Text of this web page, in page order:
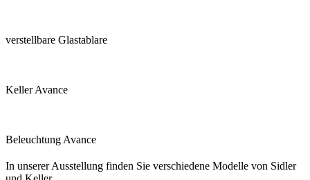
verstellbare Glastablare
Keller Avance
Beleuchtung Avance
In unserer Ausstellung finden Sie verschiedene Modelle von Sidler